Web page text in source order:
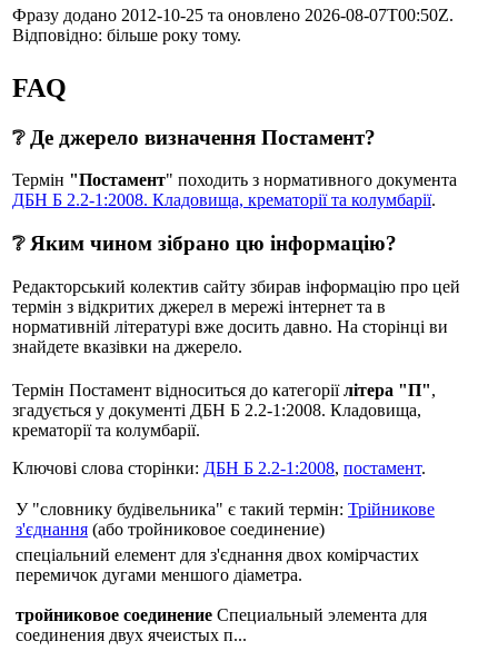
Фразу додано 2012-10-25 та оновлено 2026-08-07T00:50Z.
Відповідно: більше року тому.
FAQ
❔ Де джерело визначення Постамент?
Термін "Постамент" походить з нормативного документа
ДБН Б 2.2-1:2008. Кладовища, крематорії та колумбарії.
❔ Яким чином зібрано цю інформацію?
Редакторський колектив сайту збирав інформацію про цей
термін з відкритих джерел в мережі інтернет та в
нормативній літературі вже досить давно. На сторінці ви
знайдете вказівки на джерело.
Термін Постамент відноситься до категоріїлітера "П",
згадується у документі ДБН Б 2.2-1:2008. Кладовища,
крематорії та колумбарії.
Ключові слова сторінки: ДБН Б 2.2-1:2008, постамент.
У "словнику будівельника" є такий термін: Трійникове
з'єднання (або тройниковое соединение)
спеціальний елемент для з'єднання двох комірчастих
перемичок дугами меншого діаметра.
тройниковое соединение Специальный элемента для
соединения двух ячеистых п...